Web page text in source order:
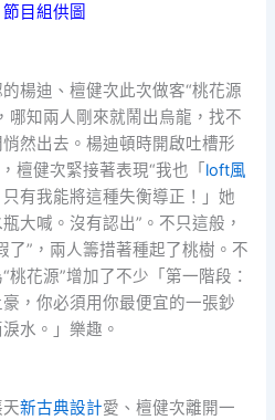
組供圖
迪、檀健次此次做客“桃花源
哪知兩人剛來就鬧出烏龍，找不
然出去。楊迪頓時開啟吐槽形
檀健次緊接著表現“我也「 loft風
有我能將這種失衡導正！」她
大喊。沒有認出”。不只這般，
了”，兩人籌措著種起了桃樹。不
花源”增加了不少「第一階段：
，你必須用你最便宜的一張鈔
水。」樂趣。
新古典設計愛、檀健次離開一